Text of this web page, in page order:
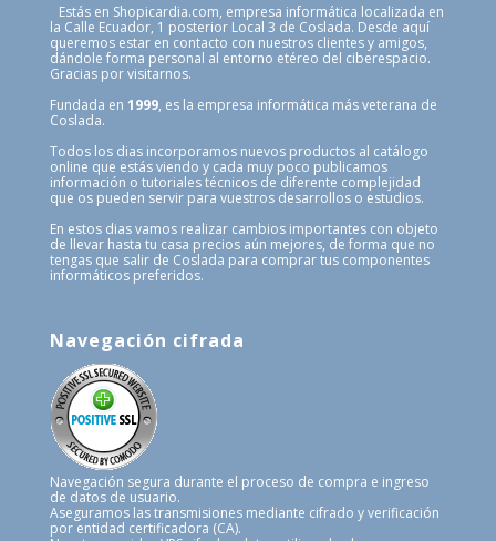
Estás en Shopicardia.com, empresa informática localizada en
la Calle Ecuador, 1 posterior Local 3 de Coslada. Desde aquí
queremos estar en contacto con nuestros clientes y amigos,
dándole forma personal al entorno etéreo del ciberespacio.
Gracias por visitarnos.
Fundada en 1999, es la empresa informática más veterana de
Coslada.
Todos los dias incorporamos nuevos productos al catálogo
online que estás viendo y cada muy poco publicamos
información o tutoriales técnicos de diferente complejidad
que os pueden servir para vuestros desarrollos o estudios.
En estos dias vamos realizar cambios importantes con objeto
de llevar hasta tu casa precios aún mejores, de forma que no
tengas que salir de Coslada para comprar tus componentes
informáticos preferidos.
Navegación cifrada
Navegación segura durante el proceso de compra e ingreso
de datos de usuario.
Aseguramos las transmisiones mediante cifrado y verificación
por entidad certificadora (CA).